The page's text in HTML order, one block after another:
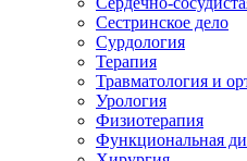
Сестринское дело
Сурдология
Терапия
Травматология и
Урология
Физиотерапия
Функциональная